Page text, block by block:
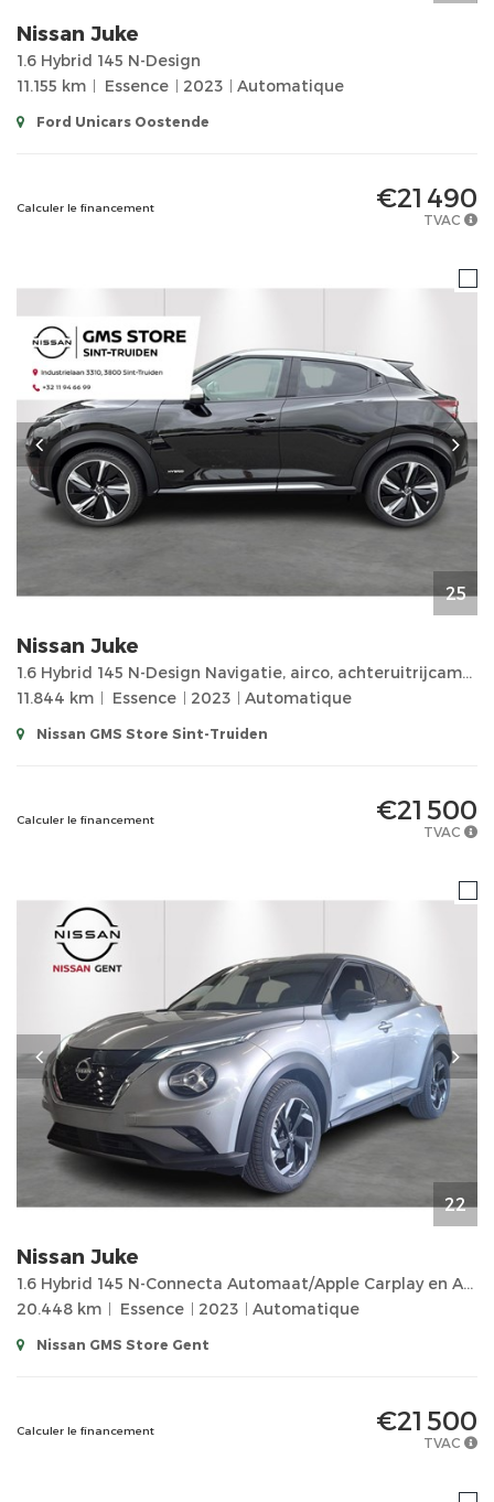
Nissan Juke
1.6 Hybrid 145 N-Design
11.155 km
Essence 2023 Automatique
Ford Unicars Oostende
Calculer le financement €21 490
TVAC
25
Nissan Juke
1.6 Hybrid 145 N-Design Navigatie, airco, achteruitrijcamera, parkingsensor, 1ste eigenaar, 11800km!
11.844 km
Essence 2023 Automatique
Nissan GMS Store Sint-Truiden
Calculer le financement €21 500
TVAC
22
Nissan Juke
1.6 Hybrid 145 N-Connecta Automaat/Apple Carplay en Android auto/Camera Achteraan/Cruise control...
20.448 km
Essence 2023 Automatique
Nissan GMS Store Gent
Calculer le financement €21 500
TVAC